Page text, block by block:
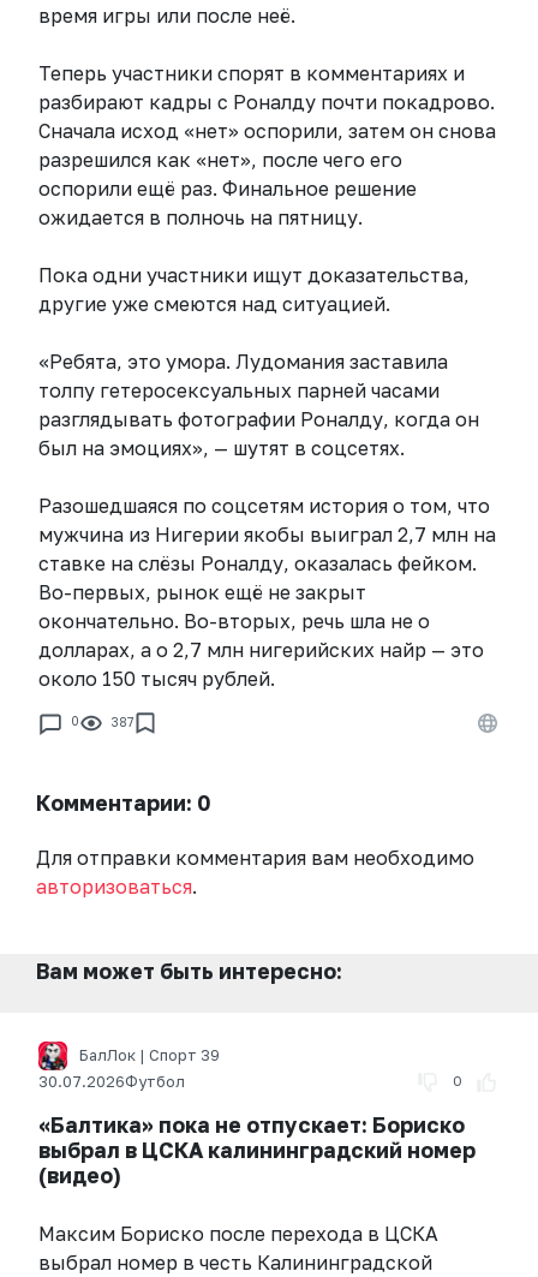
время игры или после неё.
Теперь участники спорят в комментариях и
разбирают кадры с Роналду почти покадрово.
Сначала исход «нет» оспорили, затем он снова
разрешился как «нет», после чего его
оспорили ещё раз. Финальное решение
ожидается в полночь на пятницу.
Пока одни участники ищут доказательства,
другие уже смеются над ситуацией.
«Ребята, это умора. Лудомания заставила
толпу гетеросексуальных парней часами
разглядывать фотографии Роналду, когда он
был на эмоциях», — шутят в соцсетях.
Разошедшаяся по соцсетям история о том, что
мужчина из Нигерии якобы выиграл 2,7 млн на
ставке на слёзы Роналду, оказалась фейком.
Во-первых, рынок ещё не закрыт
окончательно. Во-вторых, речь шла не о
долларах, а о 2,7 млн нигерийских найр — это
около 150 тысяч рублей.
0 387
Комментарии: 0
Для отправки комментария вам необходимо
авторизоваться.
Вам может быть интересно:
0
БалЛок | Спорт 39
30.07.2026Футбол
«Балтика» пока не отпускает: Бориско
выбрал в ЦСКА калининградский номер
(видео)
Максим Бориско после перехода в ЦСКА
выбрал номер в честь Калининградской